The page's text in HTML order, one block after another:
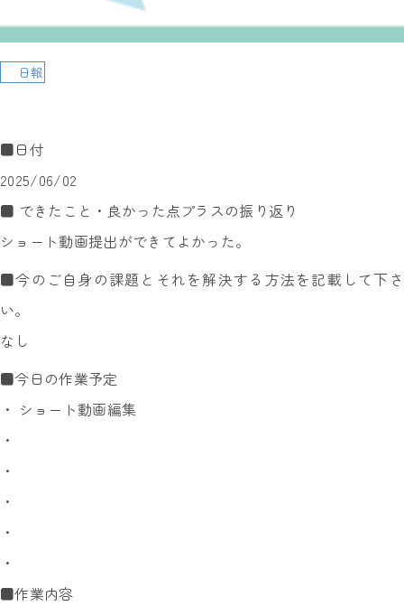
日報
■日付
2025/06/02
■ できたこと・良かった点プラスの振り返り
ショート動画提出ができてよかった。
■今のご自身の課題とそれを解決する方法を記載して下さ
い。
なし
■今日の作業予定
・ ショート動画編集
・
・
・
・
・
■作業内容